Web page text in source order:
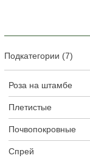
Подкатегории (7)
Роза на штамбе
Плетистые
Почвопокровные
Спрей